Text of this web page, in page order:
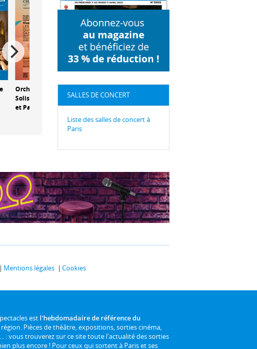
Orchestre Les
Solistes français
et Paul Rouger
SALLES DE CONCERT
Liste des salles de concert à
Paris
Mentions légales Cookies
est l'hebdomadaire de référence du
Pièces de théâtre, expositions, sorties cinéma,
: vous trouverez sur ce site toute l'actualité des sorties
plus encore ! Pour ceux qui sortent à Paris et ses